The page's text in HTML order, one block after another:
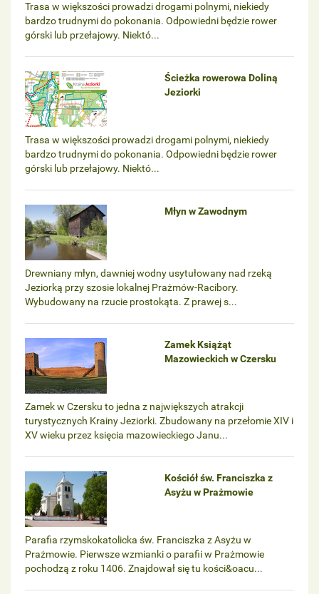
Trasa w większości prowadzi drogami polnymi, niekiedy
bardzo trudnymi do pokonania. Odpowiedni będzie rower
górski lub przełajowy. Niektó...
Ścieżka rowerowa Doliną
Jeziorki
Trasa w większości prowadzi drogami polnymi, niekiedy
bardzo trudnymi do pokonania. Odpowiedni będzie rower
górski lub przełajowy. Niektó...
Młyn w Zawodnym
Drewniany młyn, dawniej wodny usytułowany nad rzeką
Jeziorką przy szosie lokalnej Prażmów-Racibory.
Wybudowany na rzucie prostokąta. Z prawej s...
Zamek Książąt
Mazowieckich w Czersku
Zamek w Czersku to jedna z największych atrakcji
turystycznych Krainy Jeziorki. Zbudowany na przełomie XIV i
XV wieku przez księcia mazowieckiego Janu...
Kościół św. Franciszka z
Asyżu w Prażmowie
Parafia rzymskokatolicka św. Franciszka z Asyżu w
Prażmowie. Pierwsze wzmianki o parafii w Prażmowie
pochodzą z roku 1406. Znajdował się tu kości&oacu...